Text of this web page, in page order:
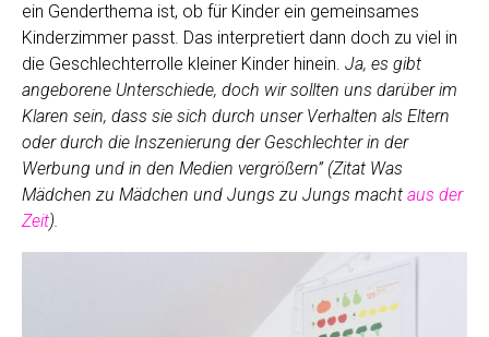
ein Genderthema ist, ob für Kinder ein gemeinsames
Kinderzimmer passt. Das interpretiert dann doch zu viel in
die Geschlechterrolle kleiner Kinder hinein. Ja, es gibt
angeborene Unterschiede, doch wir sollten uns darüber im
Klaren sein, dass sie sich durch unser Verhalten als Eltern
oder durch die Inszenierung der Geschlechter in der
Werbung und in den Medien vergrößern” (Zitat Was
Mädchen zu Mädchen und Jungs zu Jungs macht aus der
Zeit).